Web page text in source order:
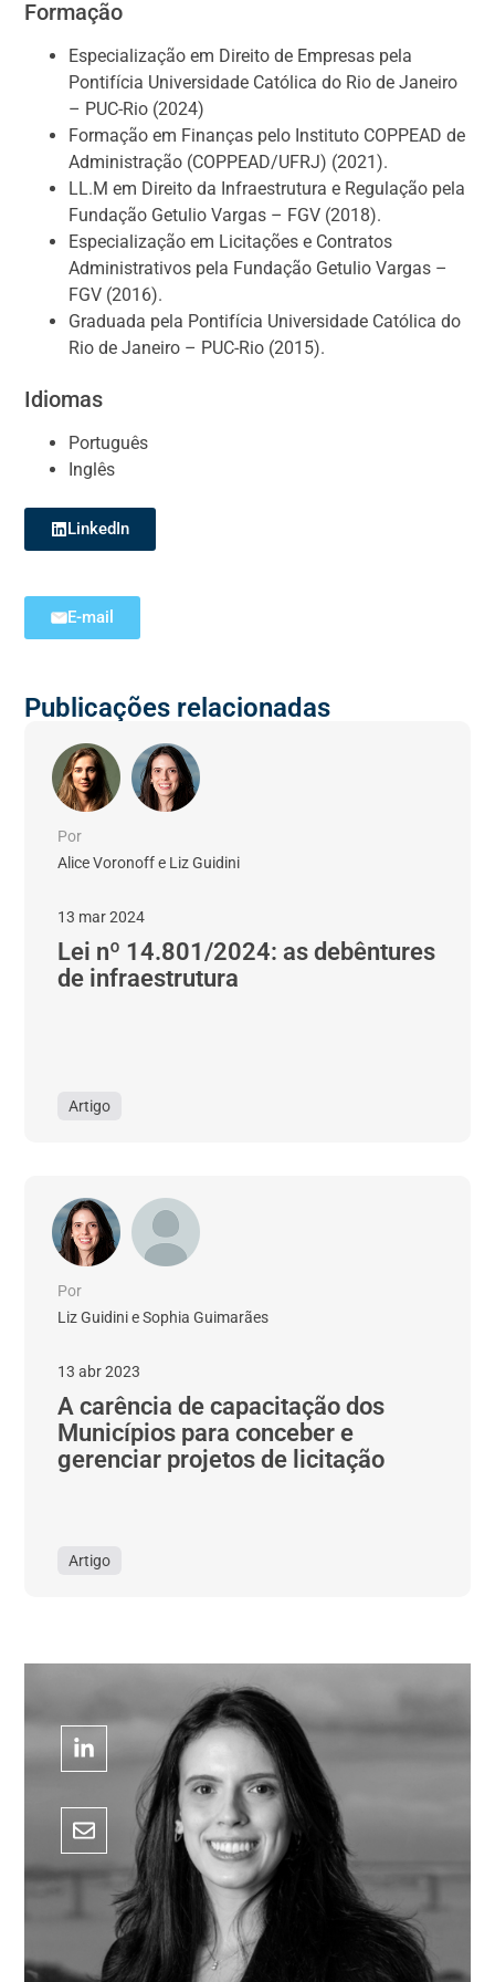
Formação
Especialização em Direito de Empresas pela
Pontifícia Universidade Católica do Rio de Janeiro
– PUC-Rio (2024)
Formação em Finanças pelo Instituto COPPEAD de
Administração (COPPEAD/UFRJ) (2021).
LL.M em Direito da Infraestrutura e Regulação pela
Fundação Getulio Vargas – FGV (2018).
Especialização em Licitações e Contratos
Administrativos pela Fundação Getulio Vargas –
FGV (2016).
Graduada pela Pontifícia Universidade Católica do
Rio de Janeiro – PUC-Rio (2015).
Idiomas
Português
Inglês
LinkedIn
E-mail
Publicações relacionadas
Por
Alice Voronoff e Liz Guidini
13 mar 2024
Lei nº 14.801/2024: as debêntures
de infraestrutura
Artigo
Por
Liz Guidini e Sophia Guimarães
13 abr 2023
A carência de capacitação dos
Municípios para conceber e
gerenciar projetos de licitação
Artigo